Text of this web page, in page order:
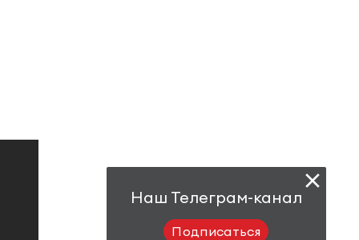
Наш Телеграм-канал
Подписаться